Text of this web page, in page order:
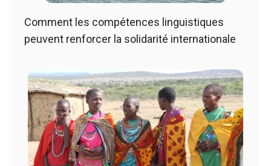
Comment les compétences linguistiques
peuvent renforcer la solidarité internationale